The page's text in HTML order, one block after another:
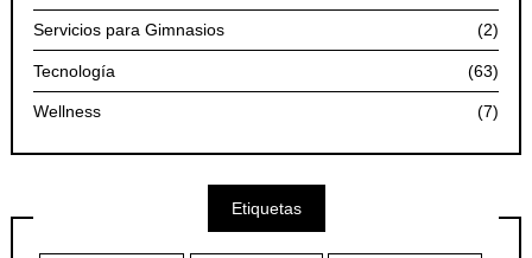
Servicios para Gimnasios (2)
Tecnología (63)
Wellness (7)
Etiquetas